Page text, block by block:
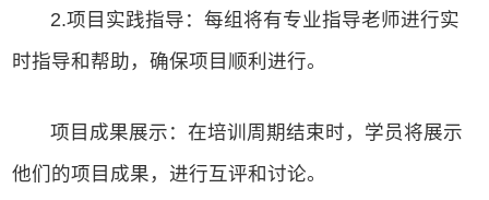
2.项目实践指导：每组将有专业指导老师进行实
时指导和帮助，确保项目顺利进行。
项目成果展示：在培训周期结束时，学员将展示
他们的项目成果，进行互评和讨论。